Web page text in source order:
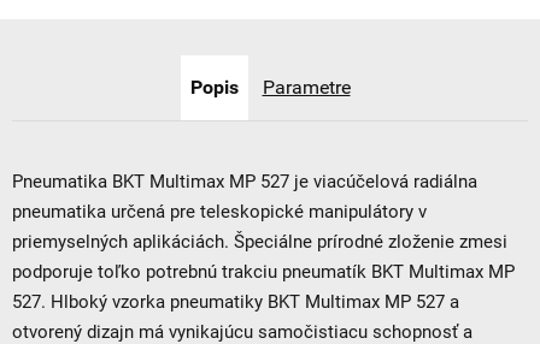
Popis Parametre
Pneumatika BKT Multimax MP 527 je viacúčelová radiálna
pneumatika určená pre teleskopické manipulátory v
priemyselných aplikáciách. Špeciálne prírodné zloženie zmesi
podporuje toľko potrebnú trakciu pneumatík BKT Multimax MP
527. Hlboký vzorka pneumatiky BKT Multimax MP 527 a
otvorený dizajn má vynikajúcu samočistiacu schopnosť a